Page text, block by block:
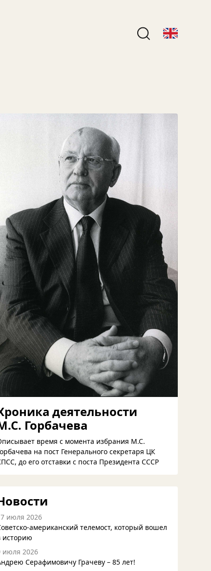
деятельности
Горбачева
время с момента избрания М.С.
на пост Генерального секретаря ЦК
до его отставки с поста Президента СССР
июля 2026
американский телемост, который вошел
историю
июля 2026
Серафимовичу Грачеву – 85 лет!